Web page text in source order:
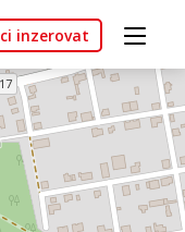
inzerovat